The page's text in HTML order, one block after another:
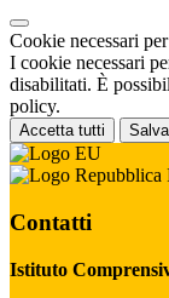
Cookie necessari
I cookie necessari
disabilitati. È
policy.
Accetta tutti
Contatti
Istituto